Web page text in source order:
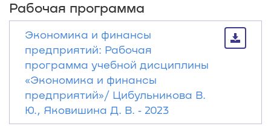
Рабочая программа
Экономика и финансы
предприятий: Рабочая
программа учебной дисциплины
«Экономика и финансы
предприятий»/ Цибульникова В.
Ю., Яковишина Д. В. ‐ 2023